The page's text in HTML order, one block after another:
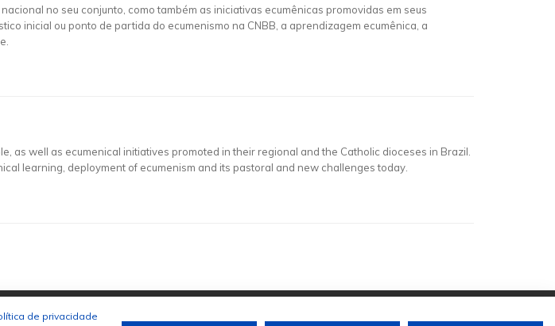
no seu conjunto, como também as iniciativas ecumênicas promovidas em seus
inicial ou ponto de partida do ecumenismo na CNBB, a aprendizagem ecumênica, a
as well as ecumenical initiatives promoted in their regional and the Catholic dioceses in Brazil.
learning, deployment of ecumenism and its pastoral and new challenges today.
de privacidade